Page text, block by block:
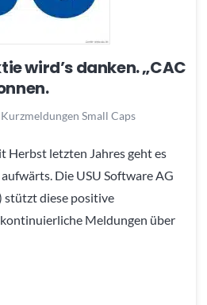
wird’s danken. „CAC
Kurzmeldungen Small Caps
Herbst letzten Jahres geht es
Die USU Software AG
stützt diese positive
Meldungen über